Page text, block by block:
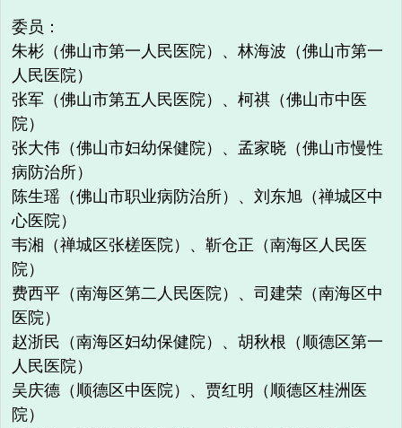
委员：
朱彬（佛山市第一人民医院）、林海波（佛山市第一
人民医院）
张军（佛山市第五人民医院）、柯祺（佛山市中医
院）
张大伟（佛山市妇幼保健院）、孟家晓（佛山市慢性
病防治所）
陈生瑶（佛山市职业病防治所）、刘东旭（禅城区中
心医院）
韦湘（禅城区张槎医院）、靳仓正（南海区人民医
院）
费西平（南海区第二人民医院）、司建荣（南海区中
医院）
赵浙民（南海区妇幼保健院）、胡秋根（顺德区第一
人民医院）
吴庆德（顺德区中医院）、贾红明（顺德区桂洲医
院）